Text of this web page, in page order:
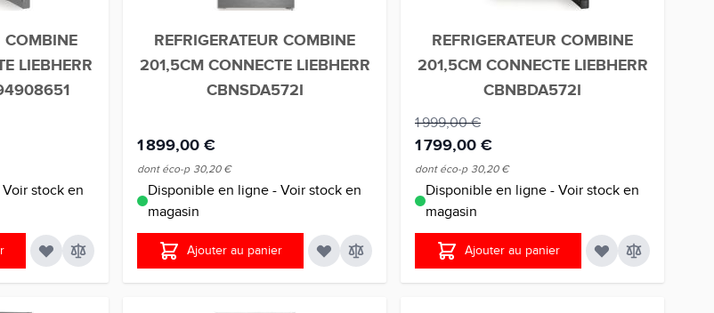
COMBINE
LIEBHERR
stock en
REFRIGERATEUR COMBINE
201,5CM CONNECTE LIEBHERR
CBNSDA572I
1 899,00 €
dont éco-p 30,20 €
Disponible en ligne - Voir stock en
magasin
Ajouter au panier
REFRIGERATEUR COMBINE
201,5CM CONNECTE LIEBHERR
CBNBDA572I
1 999,00 €
1 799,00 €
dont éco-p 30,20 €
Disponible en ligne - Voir stock en
magasin
Ajouter au panier